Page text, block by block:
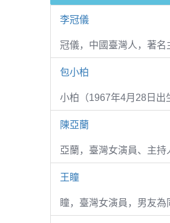
李冠儀
冠儀，中國臺灣人，著
包小柏
小柏（1967年4月28日出
陳亞蘭
亞蘭，臺灣女演員、主持
王瞳
瞳，臺灣女演員，男友